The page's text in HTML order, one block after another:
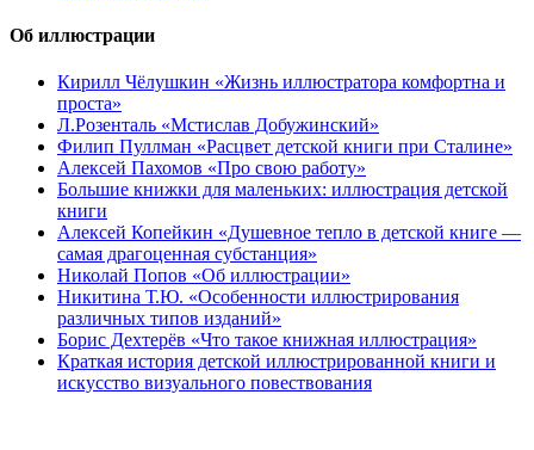
Об иллюстрации
Кирилл Чёлушкин «Жизнь иллюстратора комфортна и
проста»
Л.Розенталь «Мстислав Добужинский»
Филип Пуллман «Расцвет детской книги при Сталине»
Алексей Пахомов «Про свою работу»
Большие книжки для маленьких: иллюстрация детской
книги
Алексей Копейкин «Душевное тепло в детской книге —
самая драгоценная субстанция»
Николай Попов «Об иллюстрации»
Никитина Т.Ю. «Особенности иллюстрирования
различных типов изданий»
Борис Дехтерёв «Что такое книжная иллюстрация»
Краткая история детской иллюстрированной книги и
искусство визуального повествования